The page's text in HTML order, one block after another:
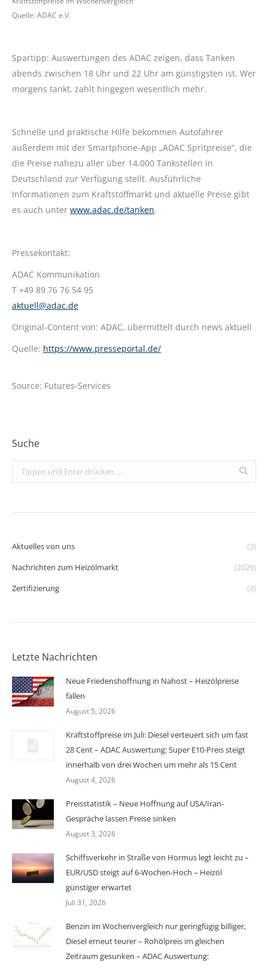
Quelle: ADAC e.V.
Spartipp: Auswertungen des ADAC zeigen, dass Tanken
abends zwischen 18 Uhr und 22 Uhr am günstigsten ist. Wer
morgens tankt, zahlt hingegen wesentlich mehr.
Schnelle und praktische Hilfe bekommen Autofahrer
außerdem mit der Smartphone-App „ADAC Spritpreise“, die
die Preise nahezu aller über 14.000 Tankstellen in
Deutschland zur Verfügung stellt. Ausführliche
Informationen zum Kraftstoffmarkt und aktuelle Preise gibt
es auch unter www.adac.de/tanken.
Pressekontakt:
ADAC Kommunikation
T +49 89 76 76 54 95
aktuell@adac.de
Original-Content von: ADAC, übermittelt durch news aktuell
Quelle: https://www.presseportal.de/
Source: Futures-Services
Suche
Search:
Aktuelles von uns
(3)
Nachrichten zum Heizölmarkt
(2029)
Zertifizierung
(3)
Letzte Nachrichten
Neue Friedenshoffnung in Nahost – Heizölpreise
fallen
August 5, 2026
Kraftstoffpreise im Juli: Diesel verteuert sich um fast
28 Cent – ADAC Auswertung: Super E10-Preis steigt
innerhalb von drei Wochen um mehr als 15 Cent
August 4, 2026
Preisstatistik – Neue Hoffnung auf USA/Iran-
Gespräche lassen Preise sinken
August 3, 2026
Schiffsverkehr in Straße von Hormus legt leicht zu –
EUR/USD steigt auf 6-Wochen-Hoch – Heizöl
günstiger erwartet
Juli 31, 2026
Benzin im Wochenvergleich nur geringfügig billiger,
Diesel erneut teurer – Rohölpreis im gleichen
Zeitraum gesunken – ADAC Auswertung: